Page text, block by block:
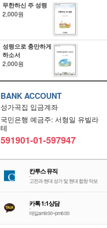
무한하신 주 성령
2,000원
성령으로 충만하게
하소서
2,000원
BANK ACCOUNT
성가곡집 입금계좌
국민은행 예금주: 서형일 유빌라
테
591901-01-597947
칸투스 뮤직
-
고전과 현대 성가 및 현대 합창 악보
카톡 1:1상담
-
매일am9:00~pm6:00